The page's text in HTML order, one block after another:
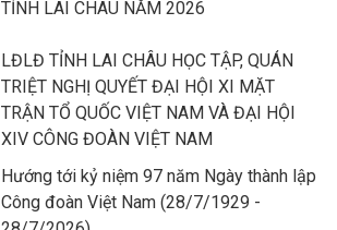
TỈNH LAI CHÂU NĂM 2026
LĐLĐ TỈNH LAI CHÂU HỌC TẬP, QUÁN
TRIỆT NGHỊ QUYẾT ĐẠI HỘI XI MẶT
TRẬN TỔ QUỐC VIỆT NAM VÀ ĐẠI HỘI
XIV CÔNG ĐOÀN VIỆT NAM
Hướng tới kỷ niệm 97 năm Ngày thành lập
Công đoàn Việt Nam (28/7/1929 -